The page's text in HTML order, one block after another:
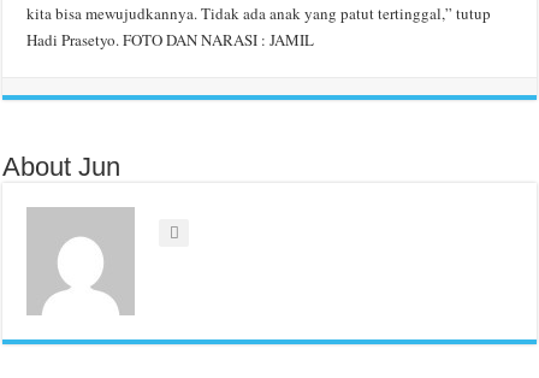
kita bisa mewujudkannya. Tidak ada anak yang patut tertinggal,” tutup
Hadi Prasetyo. FOTO DAN NARASI : JAMIL
About Jun